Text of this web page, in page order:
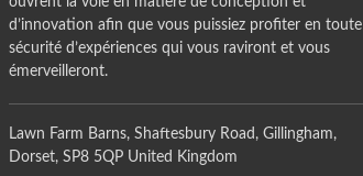
d’innovation afin que vous puissiez profiter en toute
sécurité d’expériences qui vous raviront et vous
émerveilleront.
Lawn Farm Barns, Shaftesbury Road, Gillingham,
Dorset, SP8 5QP United Kingdom